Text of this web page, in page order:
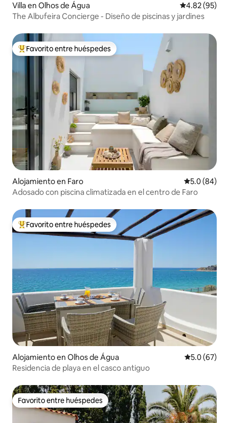
Villa en Olhos de Água Calificación
4.82 (95)
The Albufeira Concierge - Diseño de piscinas y jardines
Favorito entre huéspedes preferido
Favorito entre huéspedes
Alojamiento en Faro Calificación
5.0 (84)
Adosado con piscina climatizada en el centro de Faro
Favorito entre huéspedes preferido
Favorito entre huéspedes
Alojamiento en Olhos de Água Calificación
5.0 (67)
Residencia de playa en el casco antiguo
Favorito entre huéspedes
Favorito entre huéspedes